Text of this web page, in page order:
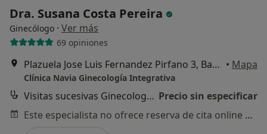
Dra. Susana Costa Pereira
Ginecólogo · Ver más
69 opiniones
Plazuela Jose Luis Fernandez Pirfano 3, Badajoz • Mapa
Clínica Navia Ginecología Integrativa
Visitas sucesivas Ginecología y Obstetricia Precio sin especificar
Este especialista no ofrece reserva de cita online en esta dirección.